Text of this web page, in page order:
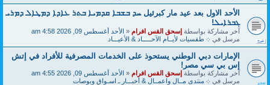
الأحد الاول بعد عيد مار كبرئيل ܚܕ ܒܫܒܐ ܩܕܡܝܐ ܒܬܪ ܥܐܕܐ ܕܡܛܐܠ ܕܡܪܝ
ܓܒܪܐܝܠ!
آخر مشاركة بواسطةإسحق القس افرام«الأحد أغسطس 09, 2026 4:58 am
مرسل في܀ طقسيات لأيــام الآحـــــاد & الأعيـــاد
الإمارات دبي الوطني يستحوذ على الخدمات المصرفية للأفراد في إتش
إس بي سي مصر!
آخر مشاركة بواسطةإسحق القس افرام«الأحد أغسطس 09, 2026 4:55 am
مرسل في܀ منتدى مــال واعمــال & أخبـــار ـ اسـواق وبوصات